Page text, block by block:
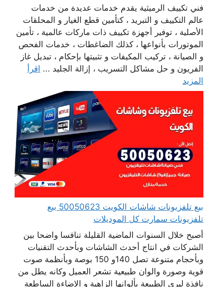
فني تكييف الرميثية يقدم خدمات عديدة من خدمات
عالم التكييف و التبريد ، كتأمين قطع الغيار و المحلقات
الأصلية ، توفير أجهزة تكييف ذات ماركات عالمية ، تأمين
الموتورات بأنواعها ، كذلك الضاغطات ، خدمات الفحص
و الصيانة ، تركيب المكيفات و تثبيتها بإحكام ، تبديل غاز
الفريون و حل مشاكل التسريب ، إزالة الجليد ... اقرأ
المزيد
بيع تلفزيونات شاشات الكويت 50050623 بيع
تلفزيونات سمارت كل الموديلات
أصبح خلال السنوات الماضية القليلة تنافسا واضحا بين
الشركات في انتاج أحدث الشاشات وبأحدث التقنيات
وبأحجام متنوعة تصل 140و 150 بوصة وبأنظمة صوت
قوية وصورة والوان طبيعية تشعر العميل وكانه يطل من
نافذة ليرى الطبيعة بألوانها الزاهية و الإضاءة الساطعة